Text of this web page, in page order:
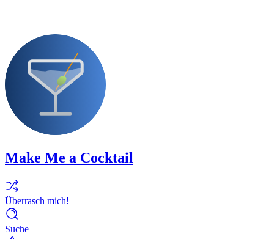
Make Me a Cocktail
Überrasch mich!
Suche